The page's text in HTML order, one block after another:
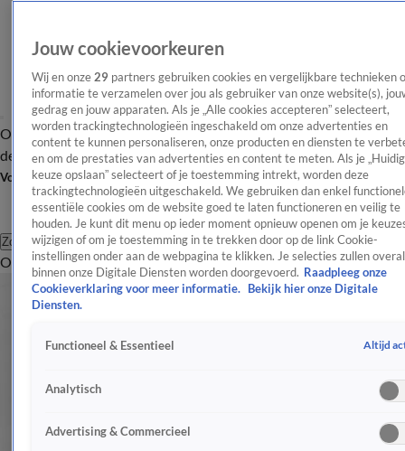
OverzichtAfleveringen Entertainment TV Algemeen
Tip
de redactieNieuwsbrief
Volg Shownieuws
Zoeken
OverzichtEntertainmentSpraakmakendRealityCrimeVideo's
Jouw cookievoorkeuren
Wij en onze 29 partners gebruiken cookies en vergelijkbare technieken
informatie te verzamelen over jou als gebruiker van onze website(s),
gedrag en jouw apparaten. Als je „Alle cookies accepteren” selecteert,
worden trackingtechnologieën ingeschakeld om onze advertenties en
content te kunnen personaliseren, onze producten en diensten te
en om de prestaties van advertenties en content te meten. Als je
keuze opslaan” selecteert of je toestemming intrekt, worden deze
trackingtechnologieën uitgeschakeld. We gebruiken dan enkel
essentiële cookies om de website goed te laten functioneren en veilig te
houden. Je kunt dit menu op ieder moment opnieuw openen om je
wijzigen of om je toestemming in te trekken door op de link Cookie-
instellingen onder aan de webpagina te klikken. Je selecties zullen overal
binnen onze Digitale Diensten worden doorgevoerd. Raadpleeg onze
Cookieverklaring voor meer informatie.
Bekijk hier onze Digitale
Diensten.
Functioneel & Essentieel Altijd
Analytisch
Advertising & Commercieel